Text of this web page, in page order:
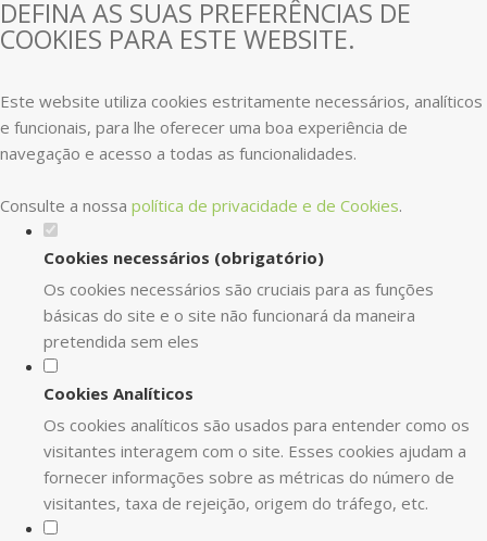
DEFINA AS SUAS PREFERÊNCIAS DE
COOKIES PARA ESTE WEBSITE.
Este website utiliza cookies estritamente necessários, analíticos
e funcionais, para lhe oferecer uma boa experiência de
navegação e acesso a todas as funcionalidades.
Consulte a nossa política de privacidade e de Cookies.
Cookies necessários (obrigatório)
Os cookies necessários são cruciais para as funções
básicas do site e o site não funcionará da maneira
pretendida sem eles
Cookies Analíticos
Os cookies analíticos são usados para entender como os
visitantes interagem com o site. Esses cookies ajudam a
fornecer informações sobre as métricas do número de
visitantes, taxa de rejeição, origem do tráfego, etc.